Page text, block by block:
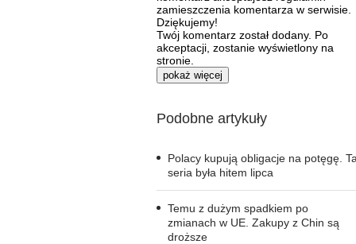
zamieszczenia komentarza w serwisie.
Dziękujemy!
Twój komentarz został dodany. Po
akceptacji, zostanie wyświetlony na
stronie.
pokaż więcej
Podobne artykuły
Polacy kupują obligacje na potęgę.
seria była hitem lipca
Temu z dużym spadkiem po
zmianach w UE. Zakupy z Chin są
droższe